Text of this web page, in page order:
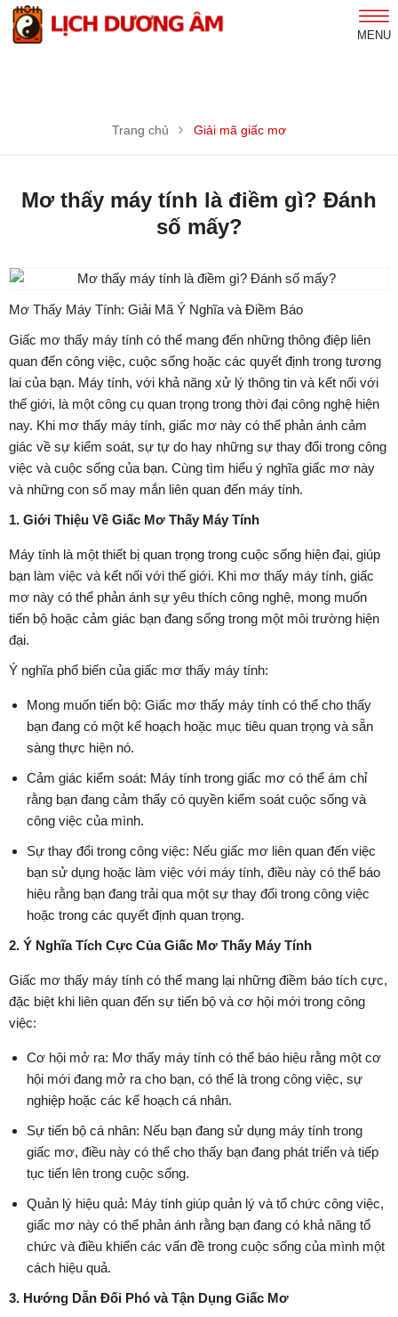
MENU
Trang chủ Giải mã giấc mơ
Mơ thấy máy tính là điềm gì? Đánh
số mấy?
Mơ Thấy Máy Tính: Giải Mã Ý Nghĩa và Điềm Báo
Giấc mơ thấy máy tính có thể mang đến những thông điệp liên
quan đến công việc, cuộc sống hoặc các quyết định trong tương
lai của bạn. Máy tính, với khả năng xử lý thông tin và kết nối với
thế giới, là một công cụ quan trọng trong thời đại công nghệ hiện
nay. Khi mơ thấy máy tính, giấc mơ này có thể phản ánh cảm
giác về sự kiểm soát, sự tự do hay những sự thay đổi trong công
việc và cuộc sống của bạn. Cùng tìm hiểu ý nghĩa giấc mơ này
và những con số may mắn liên quan đến máy tính.
1. Giới Thiệu Về Giấc Mơ Thấy Máy Tính
Máy tính là một thiết bị quan trọng trong cuộc sống hiện đại, giúp
bạn làm việc và kết nối với thế giới. Khi mơ thấy máy tính, giấc
mơ này có thể phản ánh sự yêu thích công nghệ, mong muốn
tiến bộ hoặc cảm giác bạn đang sống trong một môi trường hiện
đại.
Ý nghĩa phổ biến của giấc mơ thấy máy tính:
Mong muốn tiến bộ: Giấc mơ thấy máy tính có thể cho thấy
bạn đang có một kế hoạch hoặc mục tiêu quan trọng và sẵn
sàng thực hiện nó.
Cảm giác kiểm soát: Máy tính trong giấc mơ có thể ám chỉ
rằng bạn đang cảm thấy có quyền kiểm soát cuộc sống và
công việc của mình.
Sự thay đổi trong công việc: Nếu giấc mơ liên quan đến việc
bạn sử dụng hoặc làm việc với máy tính, điều này có thể báo
hiệu rằng bạn đang trải qua một sự thay đổi trong công việc
hoặc trong các quyết định quan trọng.
2. Ý Nghĩa Tích Cực Của Giấc Mơ Thấy Máy Tính
Giấc mơ thấy máy tính có thể mang lại những điềm báo tích cực,
đặc biệt khi liên quan đến sự tiến bộ và cơ hội mới trong công
việc:
Cơ hội mở ra: Mơ thấy máy tính có thể báo hiệu rằng một cơ
hội mới đang mở ra cho bạn, có thể là trong công việc, sự
nghiệp hoặc các kế hoạch cá nhân.
Sự tiến bộ cá nhân: Nếu bạn đang sử dụng máy tính trong
giấc mơ, điều này có thể cho thấy bạn đang phát triển và tiếp
tục tiến lên trong cuộc sống.
Quản lý hiệu quả: Máy tính giúp quản lý và tổ chức công việc,
giấc mơ này có thể phản ánh rằng bạn đang có khả năng tổ
chức và điều khiển các vấn đề trong cuộc sống của mình một
cách hiệu quả.
3. Hướng Dẫn Đối Phó và Tận Dụng Giấc Mơ